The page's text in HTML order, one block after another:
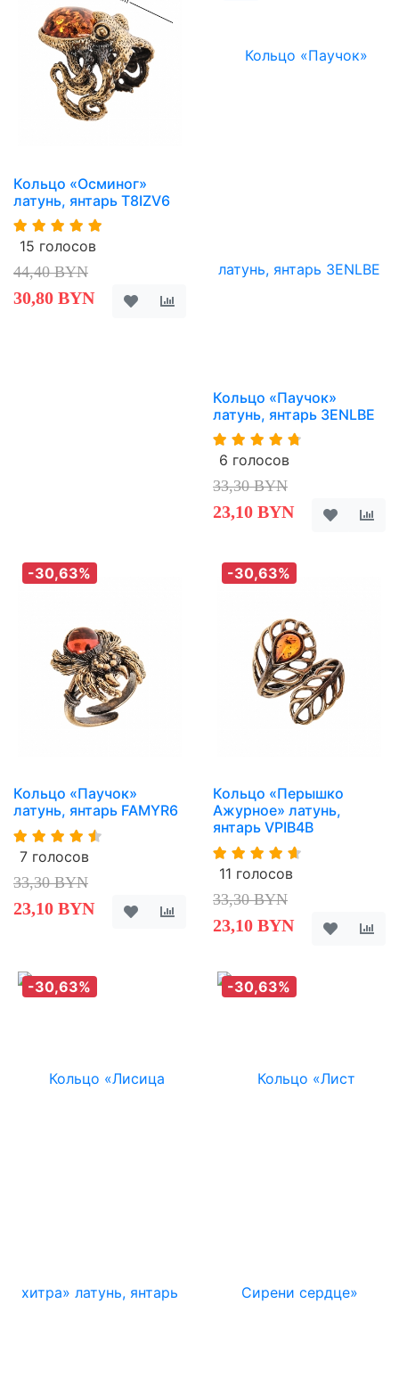
Кольцо «Осминог»
латунь, янтарь T8IZV6
15 голосов
44,40 BYN
30,80 BYN
Кольцо «Паучок»
латунь, янтарь 3ENLBE
6 голосов
33,30 BYN
23,10 BYN
-30,63%
Кольцо «Паучок»
латунь, янтарь FAMYR6
7 голосов
33,30 BYN
23,10 BYN
-30,63%
Кольцо «Перышко
Ажурное» латунь,
янтарь VPIB4B
11 голосов
33,30 BYN
23,10 BYN
-30,63% -30,63%